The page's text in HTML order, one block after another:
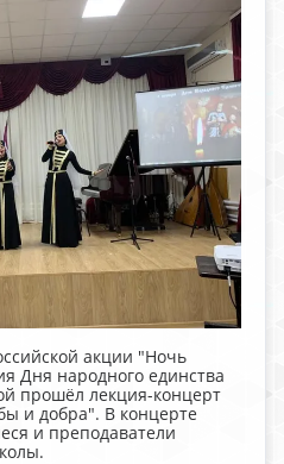
акции "Ночь
Дня народного единства
прошёл лекция-концерт
и добра". В концерте
и преподаватели